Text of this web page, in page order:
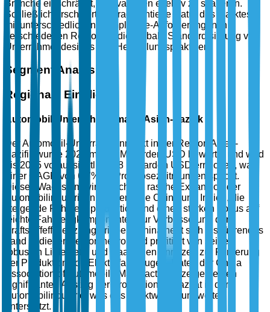
Branche einschränkt, Innovationen effektiv zu skalieren.
Schließlich erschwert die fragmentierte Natur des Marktes,
mit unterschiedlichen Compliance-Anforderungen in
verschiedenen Regionen, die globale Standardisierung von
Unterrahmendesigns und Herstellungspraktiken.
Segment Analysis
Regionale Einblicke
Automobil-Unterrahmenmarkt Asien-Pazifik
Der Automobil-Unterrahmenmarkt in der Region Asien-
Pazifik wurde 2025 mit 2,5 Milliarden USD bewertet und wird
bis 2035 voraussichtlich 4,8 Milliarden USD erreichen, was
einer CAGR von 6,7% im Prognosezeitraum entspricht.
Dieses Wachstum wird durch die rasche Expansion der
Automobilindustrie in Ländern wie China und Indien, die
steigende Fahrzeugproduktion und einen starken Fokus auf
leichte Fahrzeugkomponenten zur Verbesserung der
Kraftstoffeffizienz angetrieben. China hebt sich als führendes
Land in dieser Region hervor und profitiert von seiner
robusten Lieferkette und staatlichen Anreizen zur Förderung
der Produktion von Elektrofahrzeugen. Daten der China
Association of Automobile Manufacturers zeigen einen
signifikanten Anstieg der Produktionskapazität in der
Automobilindustrie, was das Marktwachstum weiter
unterstützt.